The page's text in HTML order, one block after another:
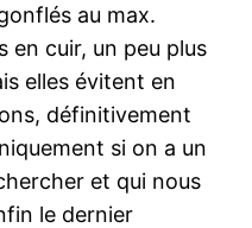
au max.
en cuir, un peu plus
elles évitent en
définitivement
si on a un
et qui nous
le dernier